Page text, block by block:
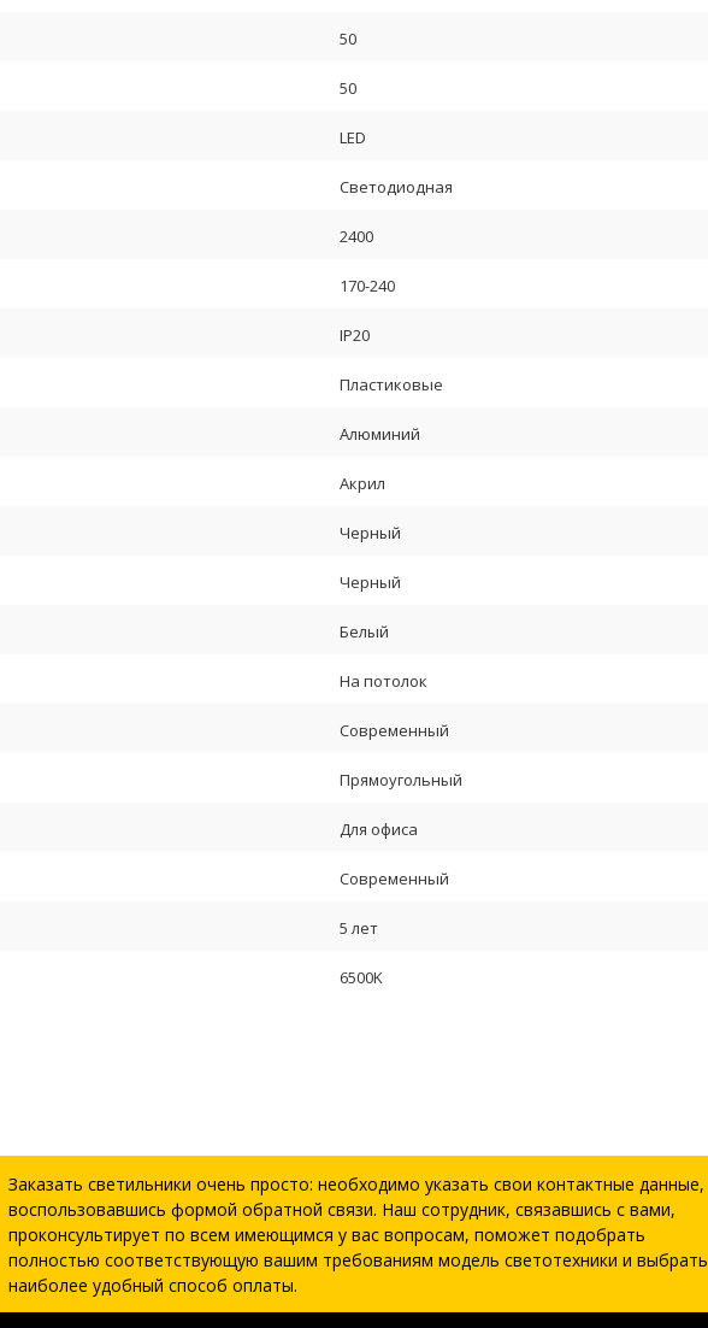
50
50
LED
Светодиодная
2400
170-240
IP20
Пластиковые
Алюминий
Акрил
Черный
Черный
Белый
На потолок
Современный
Прямоугольный
Для офиса
Современный
5 лет
6500K
Заказать светильники очень просто: необходимо указать свои контактные данные,
воспользовавшись формой обратной связи. Наш сотрудник, связавшись с вами,
проконсультирует по всем имеющимся у вас вопросам, поможет подобрать
полностью соответствующую вашим требованиям модель светотехники и выбрать
наиболее удобный способ оплаты.